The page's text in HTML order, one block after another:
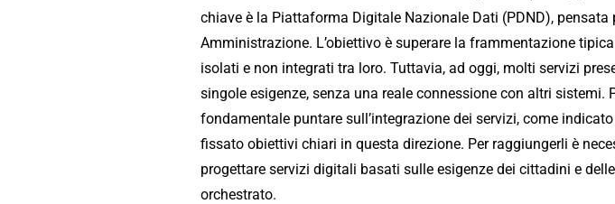
chiave è la Piattaforma Digitale Nazionale Dati (PDND),
Amministrazione. L’obiettivo è superare la frammentazione
isolati e non integrati tra loro. Tuttavia, ad oggi, molti servizi
singole esigenze, senza una reale connessione con altri
fondamentale puntare sull’integrazione dei servizi, come
fissato obiettivi chiari in questa direzione. Per raggiungerli è
progettare servizi digitali basati sulle esigenze dei cittadini e
orchestrato.